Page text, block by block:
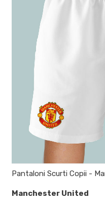
Manchester United
Pantaloni Scurti Copii -